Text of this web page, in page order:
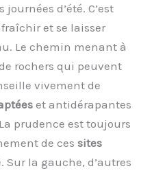
d’été. C’est
et se laisser
Le chemin menant à
rochers qui peuvent
vivement de
et antidérapantes
prudence est toujours
de cessites
Sur la gauche, d’autres